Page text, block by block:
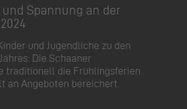
und Spannung an der
und Jugendliche zu den
Die Schaaner
traditionell die Frühlingsferien
an Angeboten bereichert.